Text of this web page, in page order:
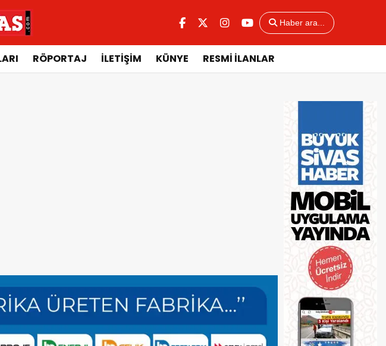
Haber ara...
RÖPORTAJ İLETİŞİM KÜNYE RESMİ İLANLAR